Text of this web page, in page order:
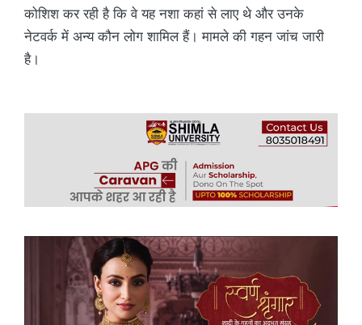
कोशिश कर रही है कि वे यह नशा कहां से लाए थे और उनके
नेटवर्क में अन्य कौन लोग शामिल हैं। मामले की गहन जांच जारी
है।